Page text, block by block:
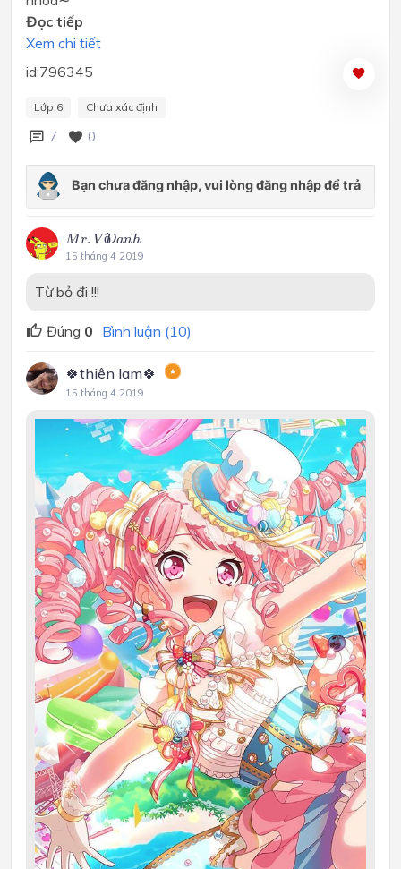
Đọc tiếp
Xem chi tiết
id:796345
Lớp 6 Chưa xác định
7 0
Mr. V ô
Danh
Mr ôDa h
15 tháng 4 2019
Từ bỏ đi !!!
Đúng 0 Bình luận (10)
🍀thiên lam🍀
15 tháng 4 2019